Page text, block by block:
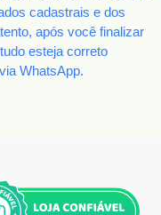
cadastrais e dos
após você finalizar
esteja correto
WhatsApp.